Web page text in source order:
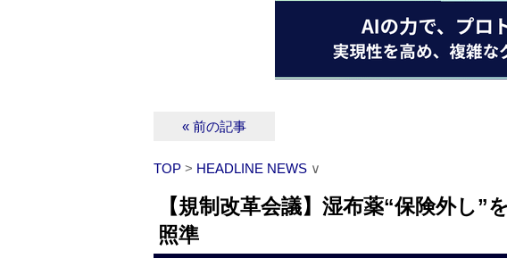
« 前の記事
TOP > HEADLINE NEWS ∨
【規制改革会議】湿布薬“保険外し”
照準